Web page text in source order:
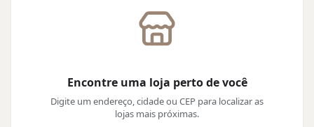
Encontre uma loja perto de você
Digite um endereço, cidade ou CEP para localizar as
lojas mais próximas.